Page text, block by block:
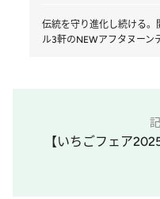
伝統を守り進化し続ける。
ル3軒のNEWアフタヌーン
【いちごフェア